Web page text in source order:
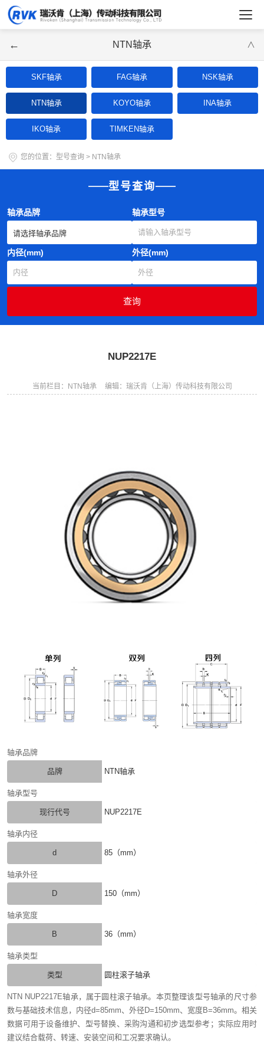
← NTN轴承 ∨
SKF轴承 FAG轴承 NSK轴承
NTN轴承 KOYO轴承 INA轴承
IKO轴承 TIMKEN轴承
您的位置： 型号查询 > NTN轴承
型号查询
轴承品牌 轴承型号
内径(mm) 外径(mm)
NUP2217E
当前栏目：NTN轴承 编辑：瑞沃肯（上海）传动科技有限公司
轴承品牌
品牌 NTN轴承
轴承型号
现行代号 NUP2217E
轴承内径
d 85（mm）
轴承外径
D 150（mm）
轴承宽度
B 36（mm）
轴承类型
类型 圆柱滚子轴承
NTN NUP2217E轴承，属于圆柱滚子轴承。本页整理该型号轴承的尺寸参
数与基础技术信息，内径d=85mm、外径D=150mm、宽度B=36mm。相关
数据可用于设备维护、型号替换、采购沟通和初步选型参考；实际应用时
建议结合载荷、转速、安装空间和工况要求确认。